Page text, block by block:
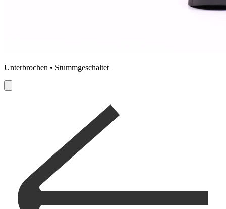
Unterbrochen • Stummgeschaltet